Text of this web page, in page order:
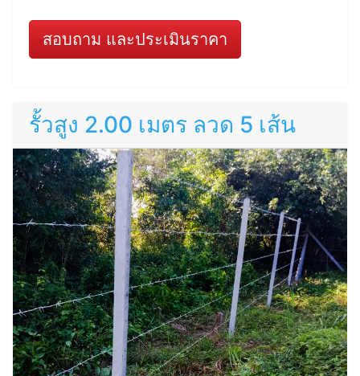
สอบถาม และประเมินราคา
รั้วสูง 2.00 เมตร ลวด 5 เส้น